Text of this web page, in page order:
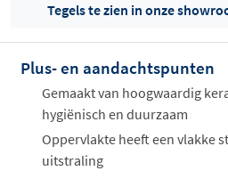
Offertes
ophalen...
Tegels te zien in onze
Plus- en aandachtspunten
Gemaakt van hoogwaardig
hygiënisch en duurzaam
Oppervlakte heeft een vlakke
uitstraling